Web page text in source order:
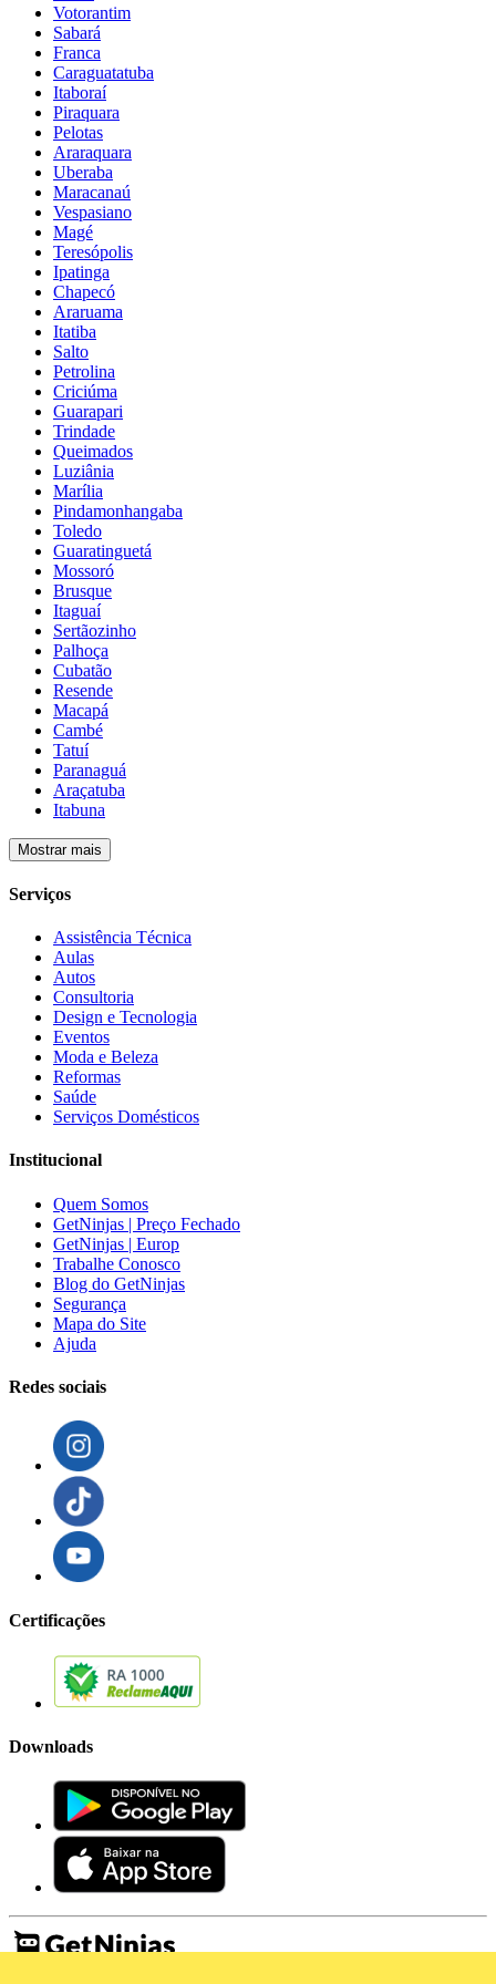
Votorantim
Sabará
Franca
Caraguatatuba
Itaboraí
Piraquara
Pelotas
Araraquara
Uberaba
Maracanaú
Vespasiano
Magé
Teresópolis
Ipatinga
Chapecó
Araruama
Itatiba
Salto
Petrolina
Criciúma
Guarapari
Trindade
Queimados
Luziânia
Marília
Pindamonhangaba
Toledo
Guaratinguetá
Mossoró
Brusque
Itaguaí
Sertãozinho
Palhoça
Cubatão
Resende
Macapá
Cambé
Tatuí
Paranaguá
Araçatuba
Itabuna
Mostrar mais
Serviços
Assistência Técnica
Aulas
Autos
Consultoria
Design e Tecnologia
Eventos
Moda e Beleza
Reformas
Saúde
Serviços Domésticos
Institucional
Quem Somos
GetNinjas | Preço Fechado
GetNinjas | Europ
Trabalhe Conosco
Blog do GetNinjas
Segurança
Mapa do Site
Ajuda
Redes sociais
Certificações
Downloads